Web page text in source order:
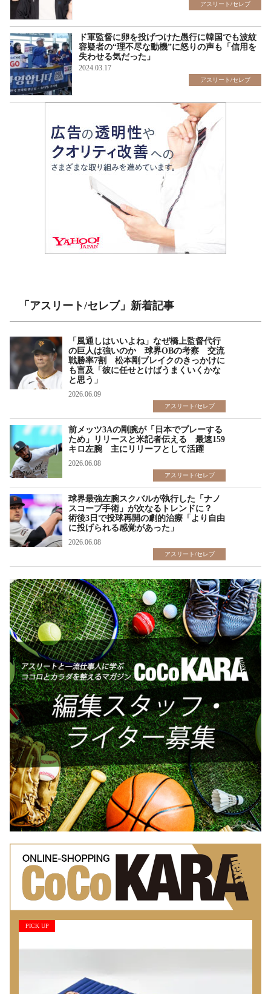
アスリート/セレブ
ド軍監督に卵を投げつけた愚行に韓国でも波紋
容疑者の“理不尽な動機”に怒りの声も「信用を
失わせる気だった」
2024.03.17
アスリート/セレブ
「アスリート/セレブ」新着記事
「風通しはいいよね」なぜ橋上監督代行
の巨人は強いのか 球界OBの考察 交流
戦勝率7割 松本剛ブレイクのきっかけに
も言及「彼に任せとけばうまくいくかな
と思う」
2026.06.09
アスリート/セレブ
前メッツ3Aの剛腕が「日本でプレーする
ため」リリースと米記者伝える 最速159
キロ左腕 主にリリーフとして活躍
2026.06.08
アスリート/セレブ
球界最強左腕スクバルが執行した「ナノ
スコープ手術」が次なるトレンドに？
術後3日で投球再開の劇的治療「より自由
に投げられる感覚があった」
2026.06.08
アスリート/セレブ
PICK UP